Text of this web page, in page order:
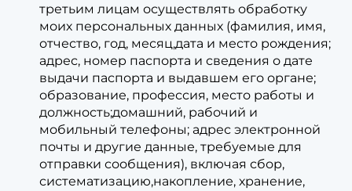
третьим лицам осуществлять обработку
моих персональных данных (фамилия, имя,
отчество, год, месяц,дата и место рождения;
адрес, номер паспорта и сведения о дате
выдачи паспорта и выдавшем его органе;
образование, профессия, место работы и
должность;домашний, рабочий и
мобильный телефоны; адрес электронной
почты и другие данные, требуемые для
отправки сообщения), включая сбор,
систематизацию,накопление, хранение,